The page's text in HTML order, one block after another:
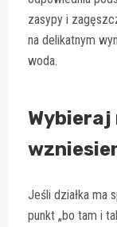
zasypy i
na delikatnym
woda.
Wybieraj
Jeśli działka ma
punkt „bo tam i